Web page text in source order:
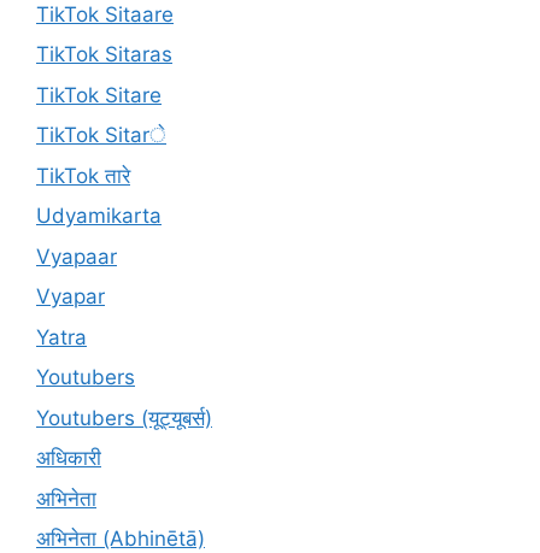
TikTok Sitaare
TikTok Sitaras
TikTok Sitare
TikTok Sitarे
TikTok तारे
Udyamikarta
Vyapaar
Vyapar
Yatra
Youtubers
Youtubers (यूट्यूबर्स)
अधिकारी
अभिनेता
अभिनेता (Abhinētā)